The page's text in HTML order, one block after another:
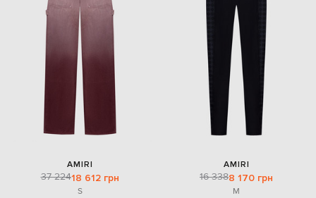
AMIRI
37 22418 612 грн
S
AMIRI
16 3388 170 грн
M